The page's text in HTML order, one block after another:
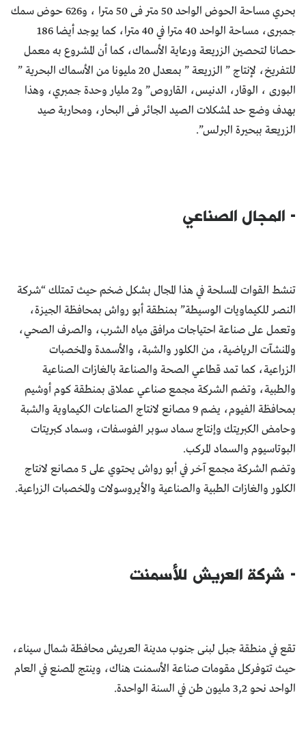
بحري مساحة الحوض الواحد 50 متر فى 50 مترا ، و626 حوض سمك
جمبرى، مساحة الواحد 40 مترا في 40 مترا، كما يوجد أيضا 186
حصانا لتحصين الزريعة ورعاية الأسماك، كما أن المشروع به معمل
للتفريخ، لإنتاج ” الزريعة ” بمعدل 20 مليونا من الأسماك البحرية ”
البورى ، الوقار، الدنيس، القاروص” و2 مليار وحدة جمبري، وهذا
بهدف وضع حد لمشكلات الصيد الجائر فى البحار، ومحاربة صيد
الزريعة ببحيرة البرلس”.
- المجال الصناعي
تنشط القوات المسلحة في هذا المجال بشكل ضخم حيث تمتلك “شركة
النصر للكيماويات الوسيطة” بمنطقة أبو رواش بمحافظة الجيزة،
وتعمل على صناعة احتياجات مرافق مياه الشرب، والصرف الصحي،
والمنشآت الرياضية، من الكلور والشبة، والأسمدة والمخصبات
الزراعية، كما تمد قطاعي الصحة والصناعة بالغازات الصناعية
والطبية، وتضم الشركة مجمع صناعي عملاق بمنطقة كوم أوشيم
بمحافظة الفيوم، يضم 9 مصانع لانتاج الصناعات الكيماوية والشبة
وحامض الكبريتك وإنتاج سماد سوبر الفوسفات، وسماد كبريتات
البوتاسيوم والسماد المركب.
وتضم الشركة مجمع آخر في أبو رواش يحتوي على 5 مصانع لانتاج
الكلور والغازات الطبية والصناعية والأيروسولات والمخصبات الزراعية.
- شركة العريش للأسمنت
تقع في منطقة جبل لبنى جنوب مدينة العريش محافظة شمال سيناء،
حيث تتوفركل مقومات صناعة الأسمنت هناك، وينتج المصنع في العام
الواحد نحو 3,2 مليون طن في السنة الواحدة.